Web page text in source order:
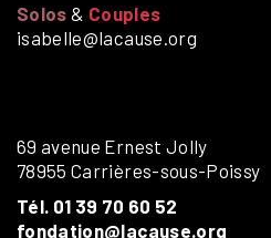
Solos & Couples
isabelle@lacause.org
69 avenue Ernest Jolly
78955 Carrières-sous-Poissy
Tél. 01 39 70 60 52
fondation@lacause.org